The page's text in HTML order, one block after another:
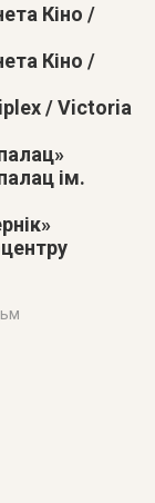
Кіно /
Кіно /
/ Victoria
ім.